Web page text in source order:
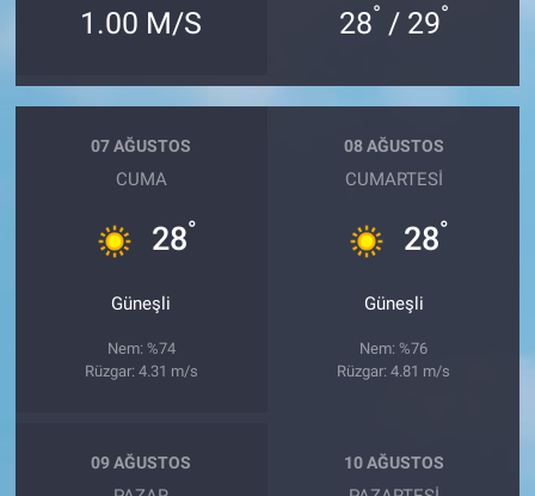
1.00 M/S 28° / 29°
07 AĞUSTOS
CUMA
28°
Güneşli
Nem: %74
Rüzgar: 4.31 m/s
08 AĞUSTOS
CUMARTESI
28°
Güneşli
Nem: %76
Rüzgar: 4.81 m/s
09 AĞUSTOS 10 AĞUSTOS